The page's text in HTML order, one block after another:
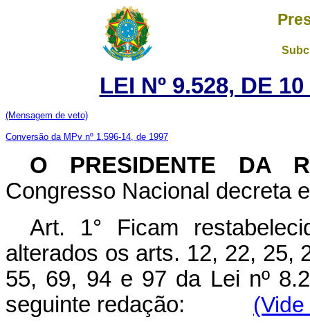
LEI Nº 9.528, DE
(Mensagem de veto)
Conversão da MPv nº 1.596-14, de 1997
O PRESIDENTE DA
Congresso Nacional decreta
Art. 1° Ficam
alterados os arts. 12, 22, 25,
55, 69, 94 e 97 da Lei nº
seguinte redação: